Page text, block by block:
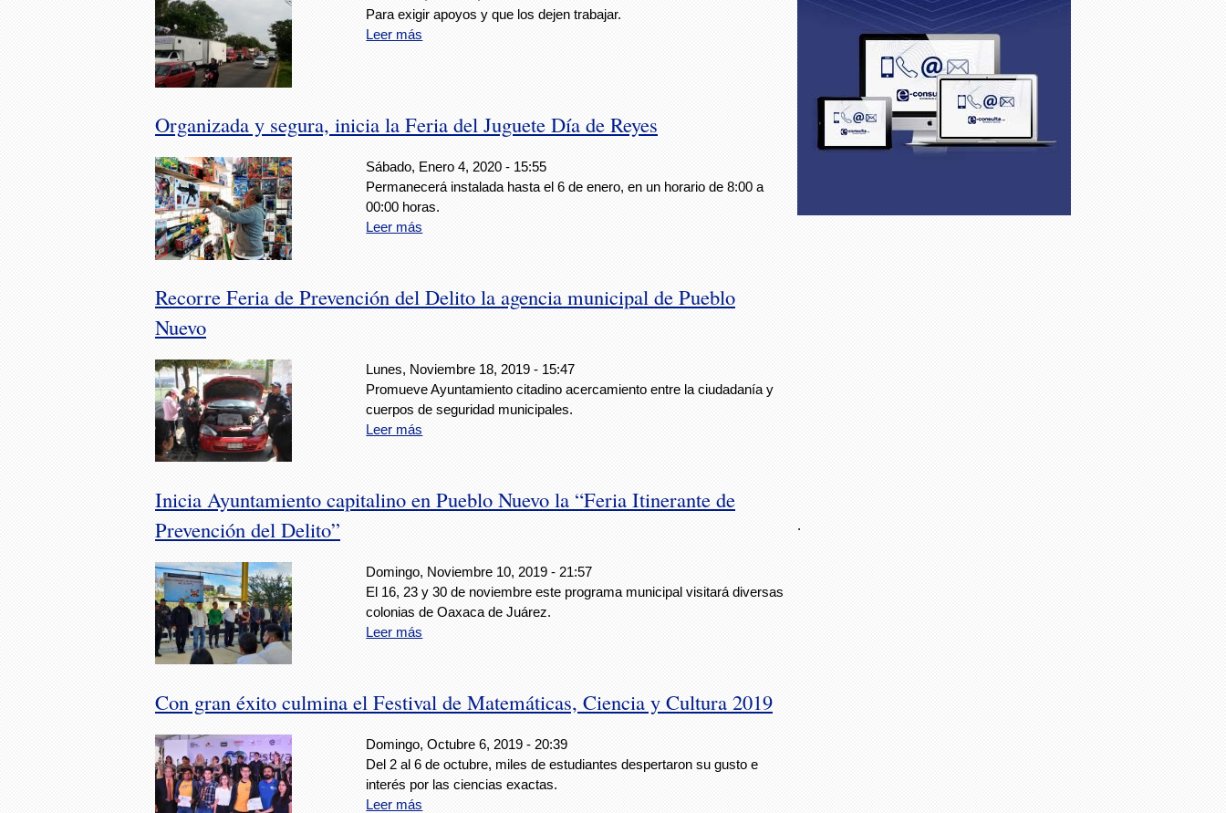
Para exigir apoyos y que los dejen trabajar.
Leer más
Organizada y segura, inicia la Feria del Juguete Día de Reyes
Sábado, Enero 4, 2020 - 15:55
Permanecerá instalada hasta el 6 de enero, en un horario de 8:00 a
00:00 horas.
Leer más
Recorre Feria de Prevención del Delito la agencia municipal de Pueblo
Nuevo
Lunes, Noviembre 18, 2019 - 15:47
Promueve Ayuntamiento citadino acercamiento entre la ciudadanía y
cuerpos de seguridad municipales.
Leer más
Inicia Ayuntamiento capitalino en Pueblo Nuevo la “Feria Itinerante de
Prevención del Delito”
Domingo, Noviembre 10, 2019 - 21:57
El 16, 23 y 30 de noviembre este programa municipal visitará diversas
colonias de Oaxaca de Juárez.
Leer más
Con gran éxito culmina el Festival de Matemáticas, Ciencia y Cultura 2019
Domingo, Octubre 6, 2019 - 20:39
Del 2 al 6 de octubre, miles de estudiantes despertaron su gusto e
interés por las ciencias exactas.
Leer más
.